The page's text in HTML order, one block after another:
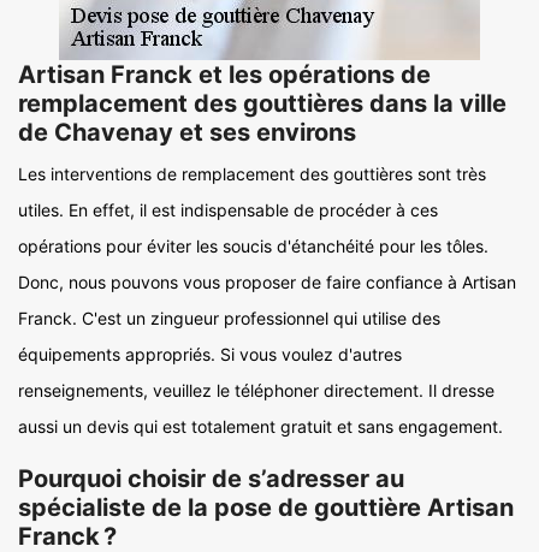
Artisan Franck et les opérations de
remplacement des gouttières dans la ville
de Chavenay et ses environs
Les interventions de remplacement des gouttières sont très
utiles. En effet, il est indispensable de procéder à ces
opérations pour éviter les soucis d'étanchéité pour les tôles.
Donc, nous pouvons vous proposer de faire confiance à Artisan
Franck. C'est un zingueur professionnel qui utilise des
équipements appropriés. Si vous voulez d'autres
renseignements, veuillez le téléphoner directement. Il dresse
aussi un devis qui est totalement gratuit et sans engagement.
Pourquoi choisir de s’adresser au
spécialiste de la pose de gouttière Artisan
Franck ?